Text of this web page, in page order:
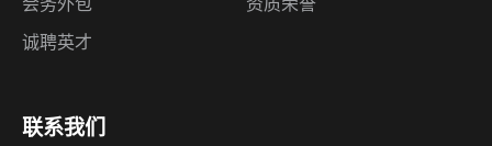
诚聘英才
联系我们